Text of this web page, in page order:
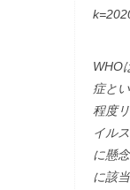
WHO
症と
程度
イル
に懸
に該